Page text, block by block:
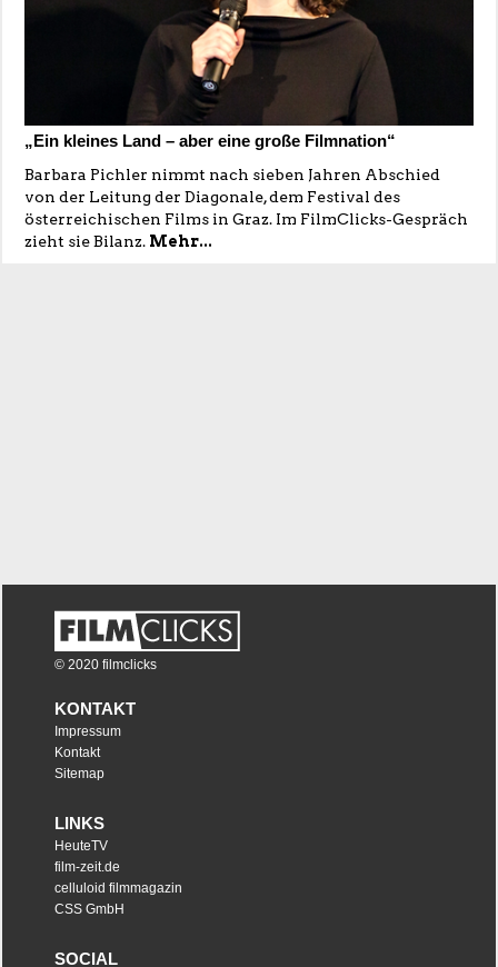
„Ein kleines Land – aber eine große Filmnation“
Barbara Pichler nimmt nach sieben Jahren Abschied
von der Leitung der Diagonale, dem Festival des
österreichischen Films in Graz. Im FilmClicks-Gespräch
zieht sie Bilanz. Mehr...
© 2020 filmclicks
KONTAKT
Impressum
Kontakt
Sitemap
LINKS
HeuteTV
film-zeit.de
celluloid filmmagazin
CSS GmbH
SOCIAL